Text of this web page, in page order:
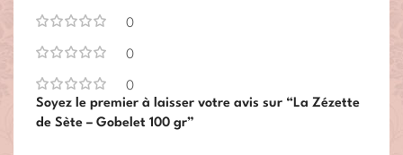
0
0
0
Soyez le premier à laisser votre avis sur “La Zézette
de Sète – Gobelet 100 gr”